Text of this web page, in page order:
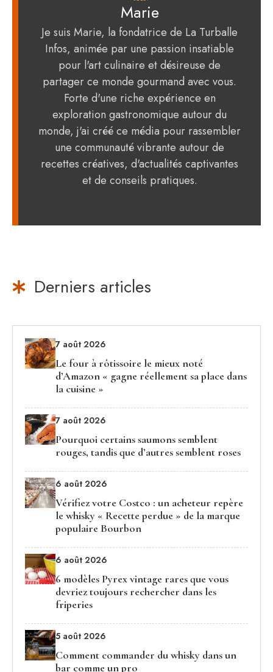
Marie
Je suis Marie, la fondatrice de La Turballe
Infos, animée par une passion insatiable
pour l'art culinaire et désireuse de
partager ce monde gourmand avec vous.
Forte d'une riche expérience en
exploration gastronomique autour du
monde, j'ai créé ce média pour rassembler
une communauté vibrante autour de
recettes créatives, d'actualités captivantes
et de conseils pratiques.
Derniers articles
7 août 2026
Le four à rôtissoire le mieux noté
d’Amazon « gagne réellement sa place dans
la cuisine »
7 août 2026
Pourquoi certains saumons semblent
rouges, tandis que d’autres semblent roses
6 août 2026
Vérifiez votre Costco : un acheteur repère
le whisky « Recette perdue » de la marque
populaire Bourbon
6 août 2026
6 modèles Pyrex vintage rares que vous
devriez toujours rechercher dans les
friperies
5 août 2026
Comment commander du whisky dans un
bar comme un pro